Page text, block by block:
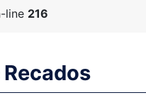
line 216